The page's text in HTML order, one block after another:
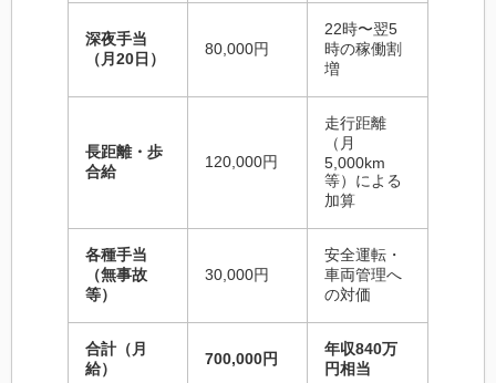
深夜手当
（月20日）
80,000円
22時〜翌5
時の稼働割
増
長距離・歩
合給
120,000円
走行距離
（月
5,000km
等）による
加算
各種手当
（無事故
等）
30,000円
安全運転・
車両管理へ
の対価
合計（月
給）
700,000円
年収840万
円相当